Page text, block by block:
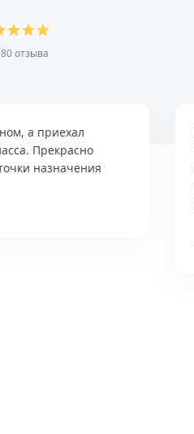
отзыва
а приехал
Прекрасно
назначения